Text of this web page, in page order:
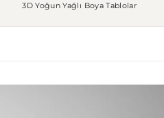
3D Yoğun Yağlı Boya Tablolar